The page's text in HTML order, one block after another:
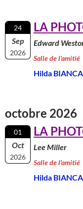
24
Sep
2026
LA
Edward
Salle de l'amitié
Hilda
octobre 2026
01
Oct
2026
LA
Lee Miller
Salle de l'amitié
Hilda